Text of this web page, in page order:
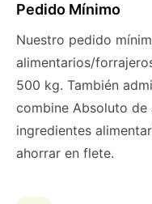
Pedido Mínimo
Nuestro pedido
alimentarios/
500 kg. También
combine Absoluto
ingredientes
ahorrar en flete.